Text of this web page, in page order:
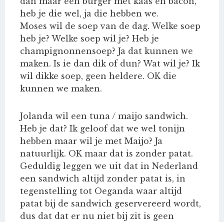
heb je die wel, ja die hebben we.
Moses wil de soep van de dag. Welke soep
heb je? Welke soep wil je? Heb je
champignonnensoep? Ja dat kunnen we
maken. Is ie dan dik of dun? Wat wil je? Ik
wil dikke soep, geen heldere. OK die
kunnen we maken.
Jolanda wil een tuna / maijo sandwich.
Heb je dat? Ik geloof dat we wel tonijn
hebben maar wil je met Maijo? Ja
natuurlijk. OK maar dat is zonder patat.
Geduldig leggen we uit dat in Nederland
een sandwich altijd zonder patat is, in
tegenstelling tot Oeganda waar altijd
patat bij de sandwich geservereerd wordt,
dus dat dat er nu niet bij zit is geen